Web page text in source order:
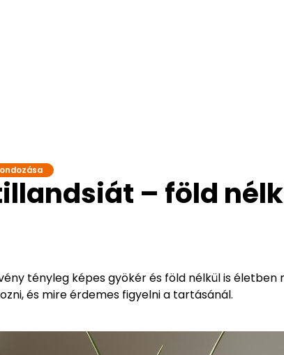
– föld
tényleg képes gyökér és föld nélkül is életben
és mire érdemes figyelni a tartásánál.